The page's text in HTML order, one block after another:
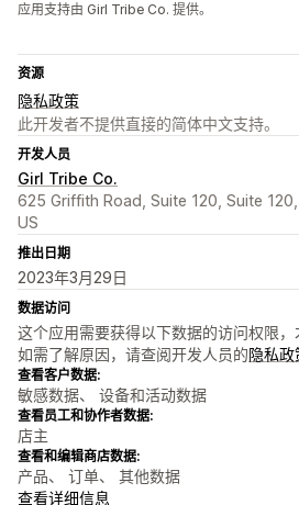
应用支持由 Girl Tribe Co. 提供。
资源
隐私政策
此开发者不提供直接的简体中文支持。
开发人员
Girl Tribe Co.
625 Griffith Road, Suite 120, Suite
US
推出日期
2023年3月29日
数据访问
这个应用需要获得以下数据的访问权限，
如需了解原因，请查阅开发人员的隐私政
查看客户数据:
敏感数据、 设备和活动数据
查看员工和协作者数据:
店主
查看和编辑商店数据:
产品、 订单、 其他数据
查看详细信息